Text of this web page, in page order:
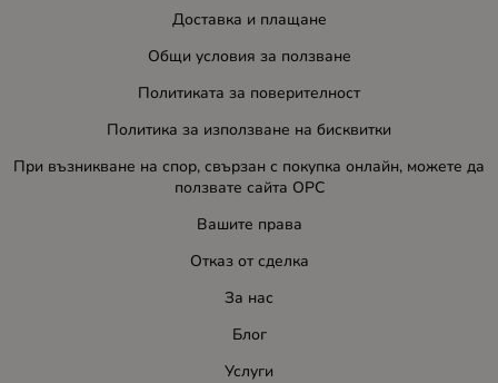
Доставка и плащане
Общи условия за ползване
Политиката за поверителност
Политика за използване на бисквитки
При възникване на спор, свързан с покупка онлайн, можете да
ползвате сайта ОРС
Вашите права
Отказ от сделка
За нас
Блог
Услуги